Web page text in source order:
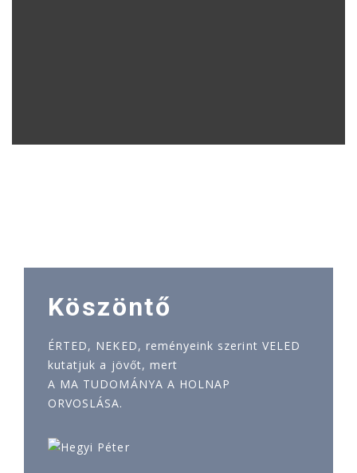
Köszöntő
ÉRTED, NEKED, reményeink szerint VELED
kutatjuk a jövőt, mert
A MA TUDOMÁNYA A HOLNAP
ORVOSLÁSA.